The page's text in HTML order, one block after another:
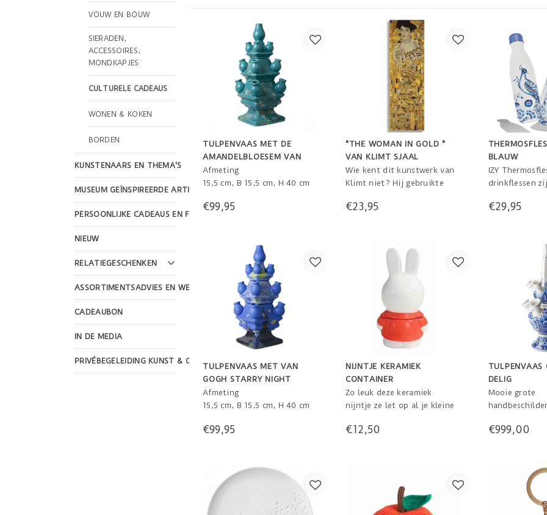
VOUW EN BOUW
SIERADEN,
ACCESSOIRES,
MONDKAPJES
CULTURELE CADEAUS
WONEN & KOKEN
BORDEN
KUNSTENAARS EN THEMA'S
MUSEUM GEÏNSPIREERDE ARTIKELEN
PERSOONLIJKE CADEAUS EN FEESTDAGEN
NIEUW
RELATIEGESCHENKEN
ASSORTIMENTSADVIES EN WEBSHOP DESIGN
CADEAUBON
IN DE MEDIA
PRIVÉBEGELEIDING KUNST & CULTUUR
TULPENVAAS MET DE
AMANDELBLOESEM VAN
VAN GOGH
Afmeting
15,5 cm, B 15,5 cm, H 40 cm
€99,95
"THE WOMAN IN GOLD "
VAN KLIMT SJAAL
Wie kent dit kunstwerk van
Klimt niet? Hij gebruikte
van zijn vader die goudsmid
Woman in gold " .
€23,95
BLAUW
IZY
drinkflessen
onderweg, op
koud of warm
doneren 500 l
drinkwater bij
van elke 500
€29,95
TULPENVAAS MET VAN
GOGH STARRY NIGHT
Afmeting
15,5 cm, B 15,5 cm, H 40 cm
€99,95
NIJNTJE KERAMIEK
CONTAINER
Zo leuk deze keramiek
nijntje ze let op al je kleine
eerste tandjes!
€12,50
TULPENVAAS
DELIG
Mooie grote
bloemmotief.
daadwerkelijk
uw bloemen.
57 cm hoog.
€999,00